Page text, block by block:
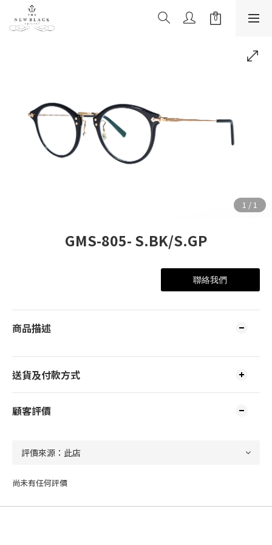
GMS-805- S.BK/S.GP
聯絡我們
商品描述
送貨及付款方式
顧客評價
尚未有任何評價